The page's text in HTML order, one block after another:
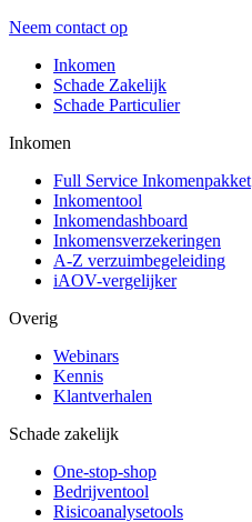
Neem contact op
Inkomen
Schade Zakelijk
Schade Particulier
Inkomen
Full Service Inkomenpakket
Inkomentool
Inkomendashboard
Inkomensverzekeringen
A-Z verzuimbegeleiding
iAOV-vergelijker
Overig
Webinars
Kennis
Klantverhalen
Schade zakelijk
One-stop-shop
Bedrijventool
Risicoanalysetools